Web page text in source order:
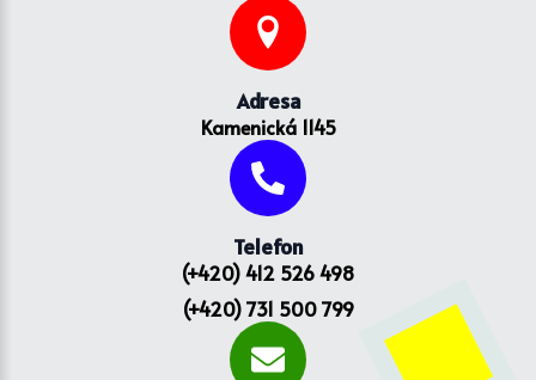
Adresa
Kamenická 1145
Telefon
(+420) 412 526 498
(+420) 731 500 799